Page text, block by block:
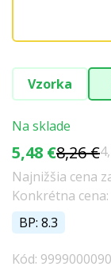
Vzorka
Na sklade
5,48 €8,26 €
Najnižšia cena
Konkrétna
BP: 8.3
Kód: